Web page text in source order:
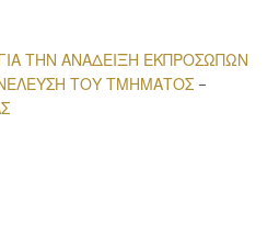
ΤΗΝ ΑΝΑΔΕΙΞΗ ΕΚΠΡΟΣΩΠΩΝ
ΤΟΥ ΤΜΗΜΑΤΟΣ–